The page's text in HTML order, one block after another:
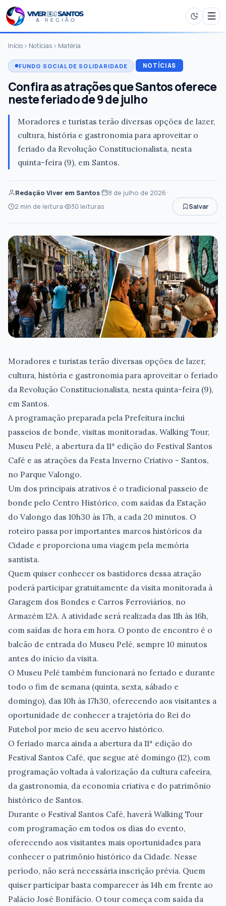
Início Notícias Matéria
FUNDO SOCIAL DE SOLIDARIDADE NOTÍCIAS
Confira as atrações que Santos oferece
neste feriado de 9 de julho
Moradores e turistas terão diversas opções de lazer,
cultura, história e gastronomia para aproveitar o
feriado da Revolução Constitucionalista, nesta
quinta-feira (9), em Santos.
Redação Viver em Santos
8 de julho de 2026
2 min de leitura
30 leituras Salvar
Moradores e turistas terão diversas opções de lazer,
cultura, história e gastronomia para aproveitar o feriado
da Revolução Constitucionalista, nesta quinta-feira (9),
em Santos.
A programação preparada pela Prefeitura inclui
passeios de bonde, visitas monitoradas, Walking Tour,
Museu Pelé, a abertura da 11ª edição do Festival Santos
Café e as atrações da Festa Inverno Criativo - Santos,
no Parque Valongo.
Um dos principais atrativos é o tradicional passeio de
bonde pelo Centro Histórico, com saídas da Estação
do Valongo das 10h30 às 17h, a cada 20 minutos. O
roteiro passa por importantes marcos históricos da
Cidade e proporciona uma viagem pela memória
santista.
Quem quiser conhecer os bastidores dessa atração
poderá participar gratuitamente da visita monitorada à
Garagem dos Bondes e Carros Ferroviários, no
Armazém 12A. A atividade será realizada das 11h às 16h,
com saídas de hora em hora. O ponto de encontro é o
balcão de entrada do Museu Pelé, sempre 10 minutos
antes do início da visita.
O Museu Pelé também funcionará no feriado e durante
todo o fim de semana (quinta, sexta, sábado e
domingo), das 10h às 17h30, oferecendo aos visitantes a
oportunidade de conhecer a trajetória do Rei do
Futebol por meio de seu acervo histórico.
O feriado marca ainda a abertura da 11ª edição do
Festival Santos Café, que segue até domingo (12), com
programação voltada à valorização da cultura cafeeira,
da gastronomia, da economia criativa e do patrimônio
histórico de Santos.
Durante o Festival Santos Café, haverá Walking Tour
com programação em todos os dias do evento,
oferecendo aos visitantes mais oportunidades para
conhecer o patrimônio histórico da Cidade. Nesse
período, não será necessária inscrição prévia. Quem
quiser participar basta comparecer às 14h em frente ao
Palácio José Bonifácio. O tour começa com saída da